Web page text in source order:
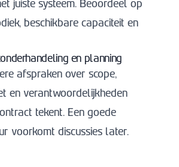
juiste systeem. Beoordeel op
beschikbare capaciteit en
en planning
afspraken over scope,
en verantwoordelijkheden
tekent. Een goede
voorkomt discussies later.